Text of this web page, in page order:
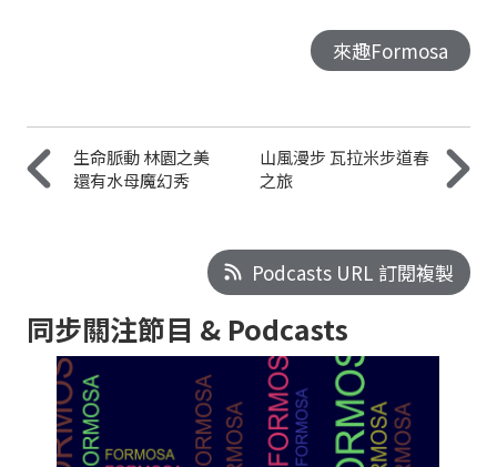
來趣Formosa
生命脈動 林園之美
還有水母魔幻秀
山風漫步 瓦拉米步道春
之旅
Podcasts URL 訂閱複製
同步關注節目 & Podcasts